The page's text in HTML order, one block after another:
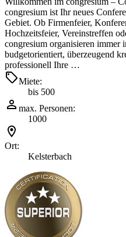
congresium ist Ihr neues
Gebiet. Ob Firmenfeier,
Hochzeitsfeier, Vereinstreffen
congresium organisieren immer
budgetorientiert, überzeugend
professionell Ihre …
Miete:
bis 500
max. Personen:
1000
Ort:
Kelsterbach